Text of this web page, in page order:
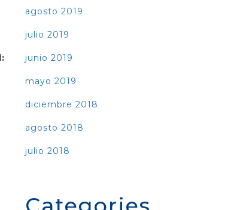
agosto 2019
julio 2019
junio 2019
mayo 2019
diciembre 2018
agosto 2018
julio 2018